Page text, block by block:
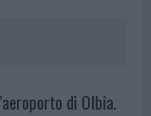
di Olbia.